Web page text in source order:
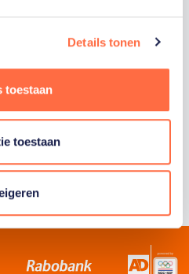
Details tonen
toestaan
toestaan
de wereld maken.